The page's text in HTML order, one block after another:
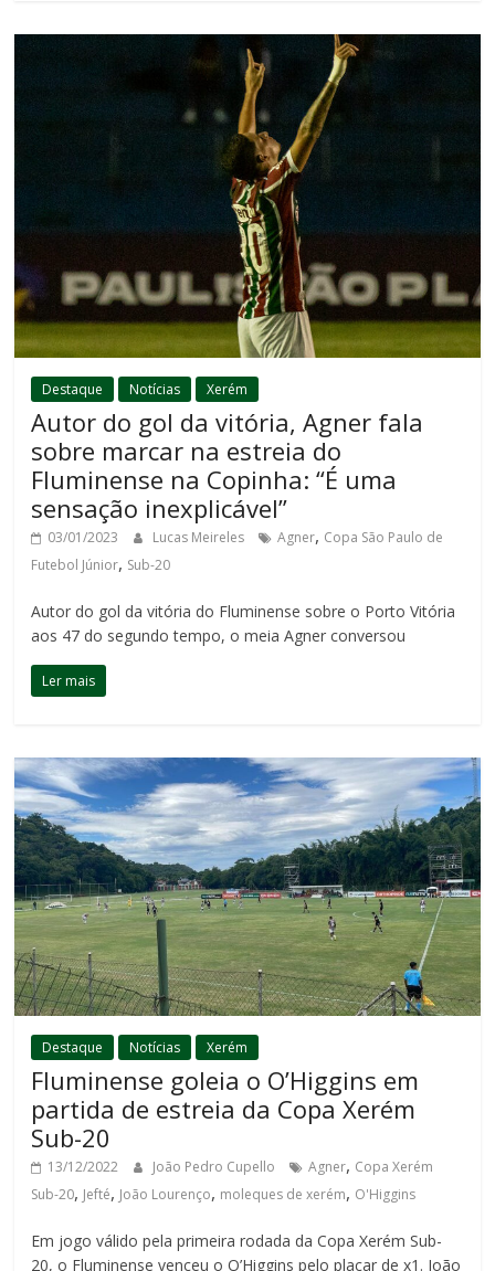
Destaque Notícias Xerém
Autor do gol da vitória, Agner fala
sobre marcar na estreia do
Fluminense na Copinha: “É uma
sensação inexplicável”
03/01/2023 Lucas Meireles Agner, Copa São Paulo de
Futebol Júnior, Sub-20
Autor do gol da vitória do Fluminense sobre o Porto Vitória
aos 47 do segundo tempo, o meia Agner conversou
Ler mais
Destaque Notícias Xerém
Fluminense goleia o O’Higgins em
partida de estreia da Copa Xerém
Sub-20
13/12/2022 João Pedro Cupello Agner, Copa Xerém
Sub-20, Jefté, João Lourenço, moleques de xerém, O'Higgins
Em jogo válido pela primeira rodada da Copa Xerém Sub-
20, o Fluminense venceu o O’Higgins pelo placar de x1. João